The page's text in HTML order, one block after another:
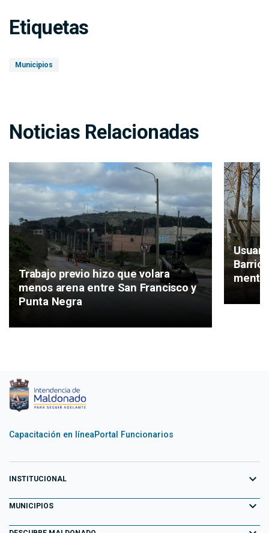
Etiquetas
Municipios
Noticias Relacionadas
Trabajo previo hizo que volara
menos arena entre San Francisco y
Punta Negra
Capacitación en líneaPortal Funcionarios
INSTITUCIONAL expand_more
Equipo de Gobierno
Primeros 100 días
MUNICIPIOS expand_more
Aiguá